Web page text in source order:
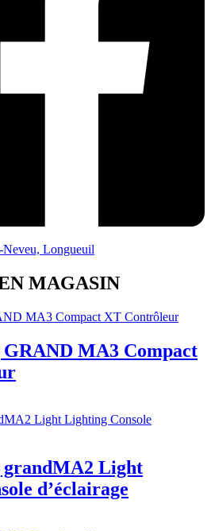
Neveu, Longueuil
MAGASIN
MA3 Compact
Light
d’éclairage